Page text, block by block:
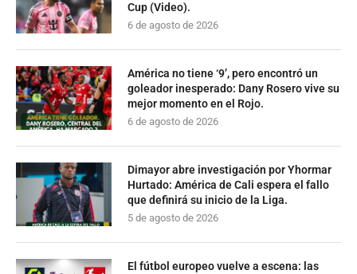
Cup (Video).
6 de agosto de 2026
América no tiene ‘9’, pero encontró un
goleador inesperado: Dany Rosero vive su
mejor momento en el Rojo.
6 de agosto de 2026
Dimayor abre investigación por Yhormar
Hurtado: América de Cali espera el fallo
que definirá su inicio de la Liga.
5 de agosto de 2026
El fútbol europeo vuelve a escena: las